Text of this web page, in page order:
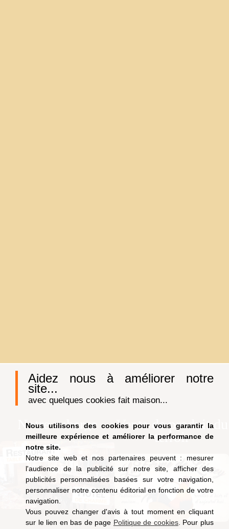
Aidez nous à améliorer notre
site...
avec quelques cookies fait maison...
Nous utilisons des cookies pour vous garantir la
meilleure expérience et améliorer la performance de
notre site.
Notre site web et nos partenaires peuvent : mesurer
l'audience de la publicité sur notre site, afficher des
publicités personnalisées basées sur votre navigation,
personnaliser notre contenu éditorial en fonction de votre
navigation.
Vous pouvez changer d'avis à tout moment en cliquant
sur le lien en bas de page Politique de cookies. Pour plus
Notre auberge
Vente de produit du
terroir